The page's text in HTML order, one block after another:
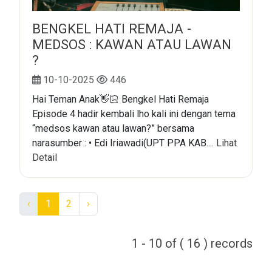
BENGKEL HATI REMAJA -
MEDSOS : KAWAN ATAU LAWAN
?
10-10-2025
446
Hai Teman Anak👋🏻 Bengkel Hati Remaja
Episode 4 hadir kembali lho kali ini dengan tema
“medsos kawan atau lawan?” bersama
narasumber : • Edi Iriawadi(UPT PPA KAB.... Lihat
Detail
‹ 1 2 ›
1 - 10 of ( 16 ) records